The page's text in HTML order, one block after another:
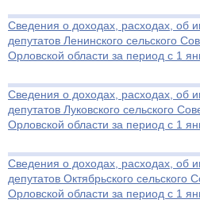
Сведения о доходах, расходах, об
депутатов Ленинского сельского
Орловской области за период с 1
Сведения о доходах, расходах, об
депутатов Луковского сельского
Орловской области за период с 1
Сведения о доходах, расходах, об
депутатов Октябрьского
Орловской области за период с 1